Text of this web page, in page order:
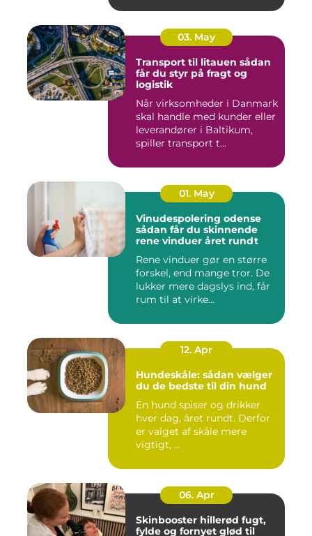
03. May
Transport til litauen sådan
får du styr på fragt og
logistik
Når virksomheder i Danmark
skal handle med kunder eller
leverandører i Baltikum,
spiller transport t...
01. May
Vinudespolering odense
sådan får du skinnende
rene vinduer året rundt
Rene vinduer gør en større
forskel, end mange tror. De
lukker mere dagslys ind, får
rum til at virke...
12. Apr
Hundeskåle: sådan vælger
du de bedste til din hund
En hund spiser og drikker
hver dag, året rundt. Derfor
er valget af skåle mere
vigtigt, ...
06. Apr
Skinbooster hillerød fugt,
fylde og fornyet glød til